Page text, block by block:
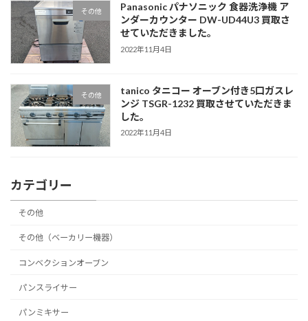
その他
Panasonic パナソニック 食器洗浄機 ア
ンダーカウンター DW-UD44U3 買取さ
せていただきました。
2022年11月4日
その他
tanico タニコー オーブン付き5口ガスレ
ンジ TSGR-1232 買取させていただきま
した。
2022年11月4日
カテゴリー
その他
その他（ベーカリー機器）
コンベクションオーブン
パンスライサー
パンミキサー